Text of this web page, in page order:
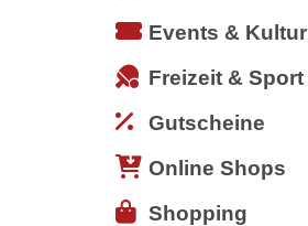
Events & Kultur
Freizeit & Sport
Gutscheine
Online Shops
Shopping